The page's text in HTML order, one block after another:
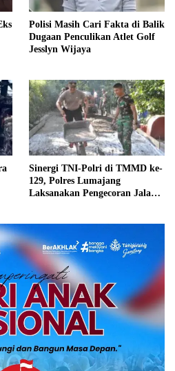
Polisi Masih Cari Fakta di Balik
Dugaan Penculikan Atlet Golf
Jesslyn Wijaya
Sinergi TNI-Polri di TMMD ke-
129, Polres Lumajang
Laksanakan Pengecoran Jalan